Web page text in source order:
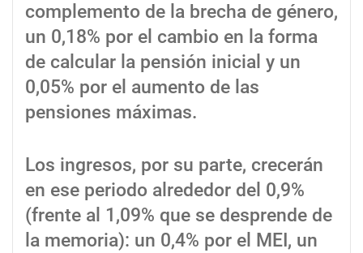
complemento de la brecha de género,
un 0,18% por el cambio en la forma
de calcular la pensión inicial y un
0,05% por el aumento de las
pensiones máximas.
Los ingresos, por su parte, crecerán
en ese periodo alrededor del 0,9%
(frente al 1,09% que se desprende de
la memoria): un 0,4% por el MEI, un